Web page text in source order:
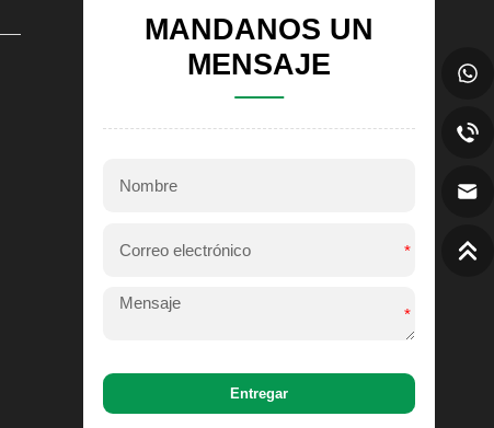
MANDANOS UN
MENSAJE
*
*
Entregar